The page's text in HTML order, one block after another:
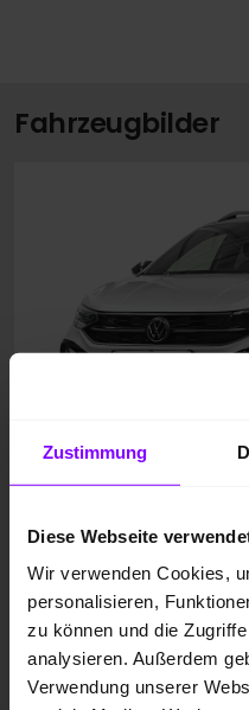
Zustimmung
Diese Webseite
Wir verwenden Cookies,
personalisieren,
zu können und die
analysieren. Außerdem
Verwendung unserer
Fahrzeugbilder